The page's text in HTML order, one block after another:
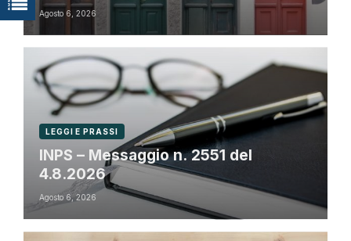
Agosto 6, 2026
LEGGI E PRASSI
INPS – Messaggio n. 2551 del
4.8.2026
Agosto 6, 2026